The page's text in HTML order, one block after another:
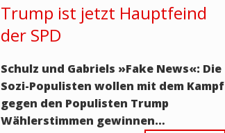
Trump ist jetzt Hauptfeind
der SPD
Schulz und Gabriels »Fake News«: Die
Sozi-Populisten wollen mit dem Kampf
gegen den Populisten Trump
Wählerstimmen gewinnen…